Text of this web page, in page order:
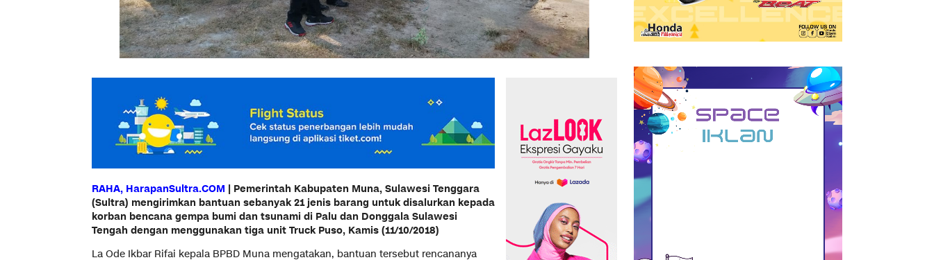
RAHA, HarapanSultra.COM | Pemerintah Kabupaten Muna, Sulawesi Tenggara
(Sultra) mengirimkan bantuan sebanyak 21 jenis barang untuk disalurkan kepada
korban bencana gempa bumi dan tsunami di Palu dan Donggala Sulawesi
Tengah dengan menggunakan tiga unit Truck Puso, Kamis (11/10/2018)
La Ode Ikbar Rifai kepala BPBD Muna mengatakan, bantuan tersebut rencananya